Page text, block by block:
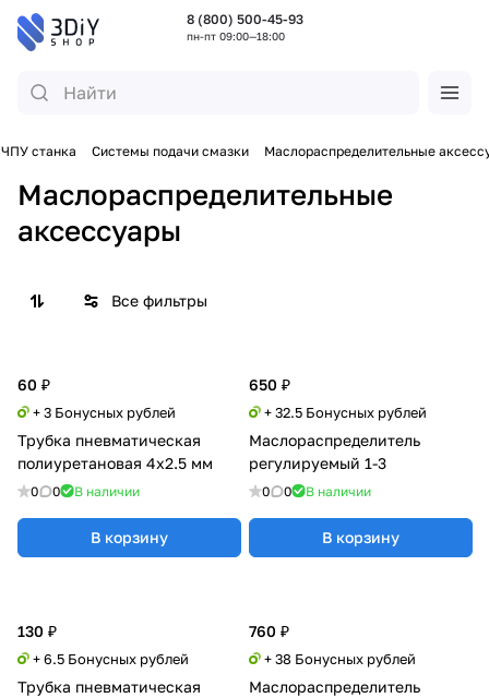
8 (800) 500-45-93
пн-пт 09:00—18:00
станка Системы подачи смазки Маслораспределительные
Маслораспределительные
аксессуары
Все фильтры
60 ₽
+ 3 Бонусных рублей
Трубка пневматическая
полиуретановая 4x2.5 мм
0 0 В наличии
В корзину
650 ₽
+ 32.5 Бонусных рублей
Маслораспределитель
регулируемый 1-3
0 0 В наличии
В корзину
130 ₽
+ 6.5 Бонусных рублей
Трубка пневматическая
760 ₽
+ 38 Бонусных рублей
Маслораспределитель